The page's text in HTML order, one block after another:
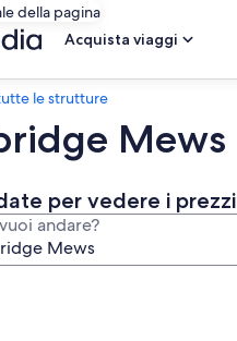
della pagina
Acquista viaggi
le strutture
Mews
per vedere i prezzi
andare?